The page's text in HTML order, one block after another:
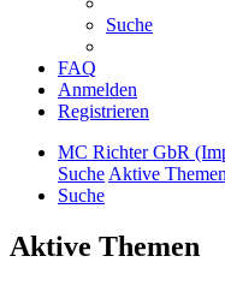
Suche
FAQ
Anmelden
Registrieren
MC Richter GbR
SucheAktive
Suche
Aktive Themen